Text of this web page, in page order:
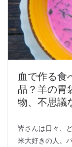
血で作る食
品？羊の胃
物、不思議
皆さんは日々、
米大好きの人。